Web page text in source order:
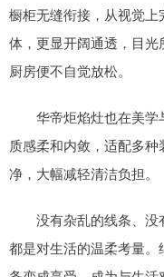
橱柜无缝衔接，从视觉
体，更显开阔通透，目
厨房便不自觉放松。
华帝炬焰灶也在美学
质感柔和内敛，适配多
净，大幅减轻清洁负担。
没有杂乱的线条、没
都是对生活的温柔考量